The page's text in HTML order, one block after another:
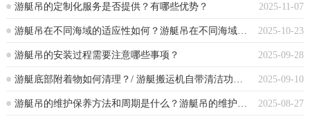
2025-11-07
游艇吊的定制化服务是否提供？有哪些优势？
2025-10-23
游艇吊在不同海域的适应性如何？游艇吊在不同海域的适应性分析
2025-09-28
游艇吊的安装过程需要注意哪些事项？
2025-09-10
2025-08-27